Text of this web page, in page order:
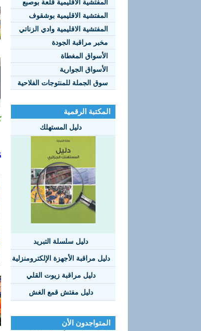
المفتشية الاقليمية قلعة بوصبع
المفتشية الاقليمية بوشقوف
المفتشية الاقليمية وادي الزناتي
مخبر مراقبة الجودة
الأسواق المغطاة
الأسواق الجوارية
سوق الجملة للمنتوجات الفلاحية
المكتبة الرقمية
دليل المستهلك
دليل سلسلة التبريد
دليل مراقبة الأجهزة الإلكترومنزلية
دليل مراقبة زيوت القلي
دليل مفتش قمع الغش
المتواجدون الأن